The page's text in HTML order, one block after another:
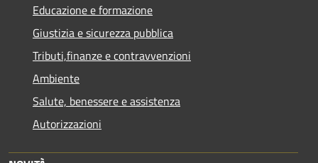
Educazione e formazione
Giustizia e sicurezza pubblica
Tributi,finanze e contravvenzioni
Ambiente
Salute, benessere e assistenza
Autorizzazioni